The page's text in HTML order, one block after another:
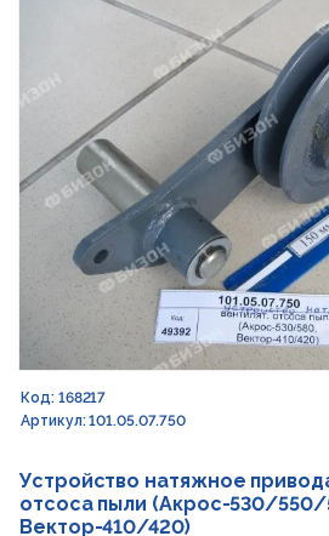
Код: 168217
Артикул: 101.05.07.750
Устройство натяжное
отсоса пыли (Акрос-530/
Вектор-410/420)